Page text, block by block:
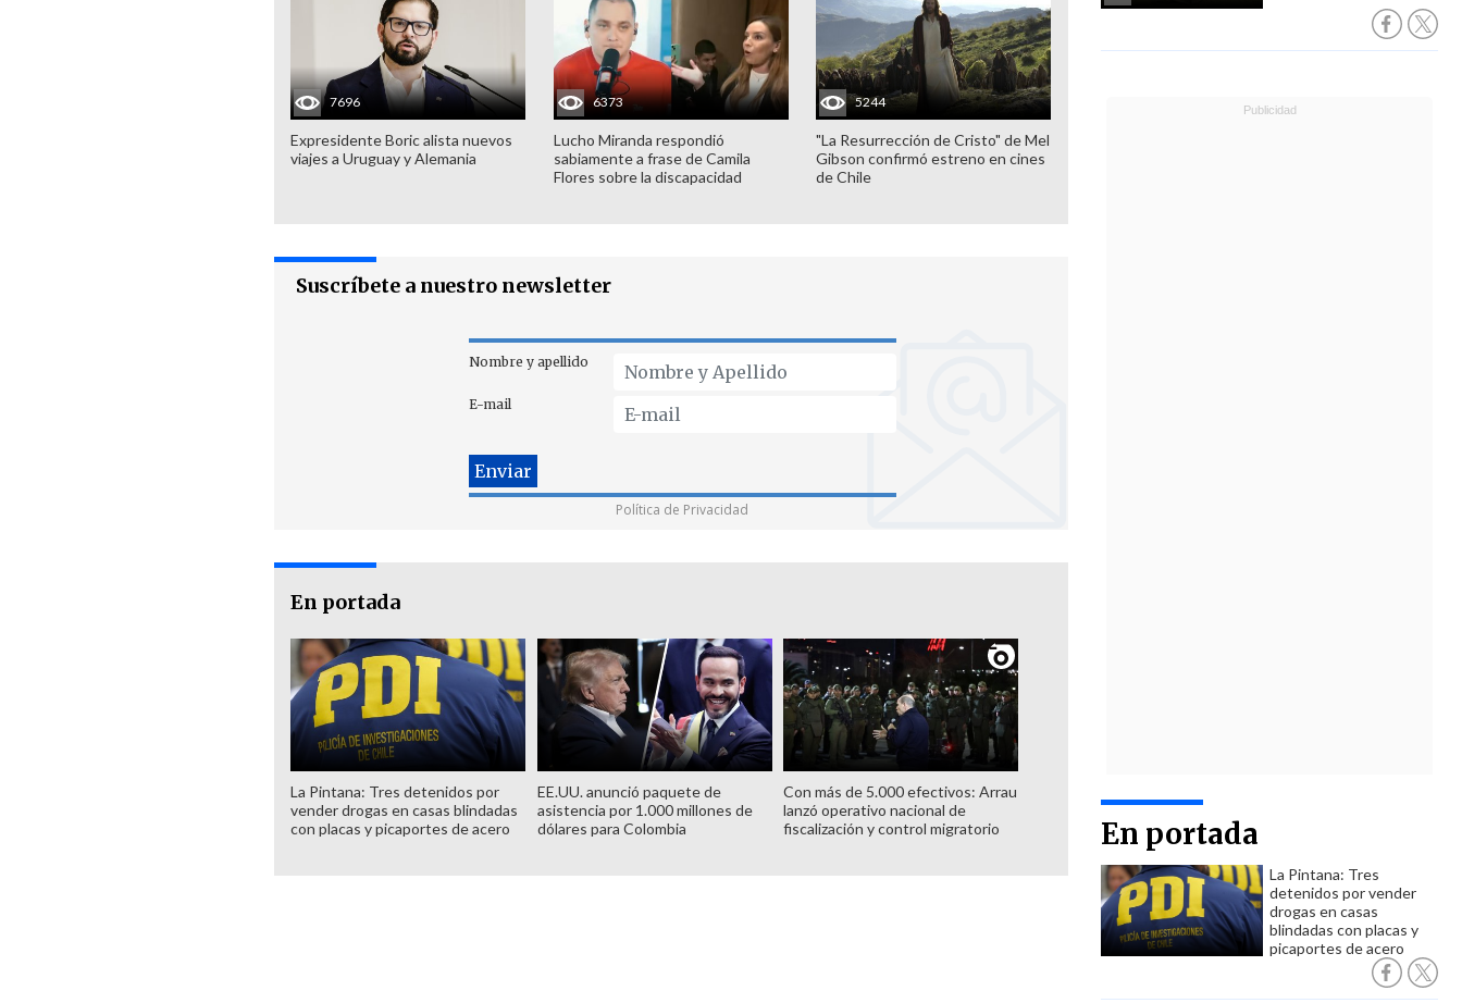
En portada
La Pintana: Tres
detenidos por vender
drogas en casas
blindadas con placas y
picaportes de acero
7696
Expresidente Boric alista nuevos
viajes a Uruguay y Alemania
6373
Lucho Miranda respondió
sabiamente a frase de Camila
Flores sobre la discapacidad
5244
"La Resurrección de Cristo" de Mel
Gibson confirmó estreno en cines
de Chile
Suscríbete a nuestro newsletter
Nombre y apellido
E-mail
Política de Privacidad
En portada
La Pintana: Tres detenidos por
vender drogas en casas blindadas
con placas y picaportes de acero
EE.UU. anunció paquete de
asistencia por 1.000 millones de
dólares para Colombia
Con más de 5.000 efectivos: Arrau
lanzó operativo nacional de
fiscalización y control migratorio